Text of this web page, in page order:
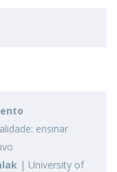
ensinar
| University of